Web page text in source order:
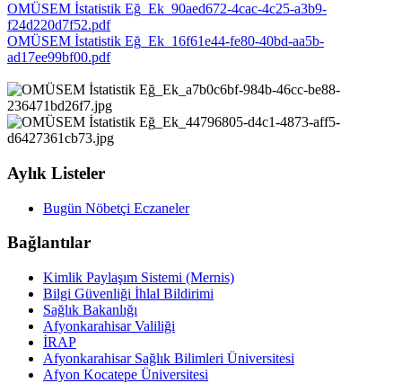
OMÜSEM İstatistik Eğ_Ek_90aed672-4cac-4c25-a3b9-
f24d220d7f52.pdf
OMÜSEM İstatistik Eğ_Ek_16f61e44-fe80-40bd-aa5b-
ad17ee99bf00.pdf
Aylık Listeler
Bugün Nöbetçi Eczaneler
Bağlantılar
Kimlik Paylaşım Sistemi (Mernis)
Bilgi Güvenliği İhlal Bildirimi
Sağlık Bakanlığı
Afyonkarahisar Valiliği
İRAP
Afyonkarahisar Sağlık Bilimleri Üniversitesi
Afyon Kocatepe Üniversitesi